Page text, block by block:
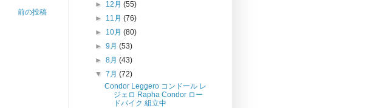
前の投稿
► 12月(55)
► 11月(76)
► 10月(80)
►9月(53)
►8月(43)
▼7月(72)
Condor Leggero コンドール レ
ジェロ Rapha Condor ロー
ドバイク 組立中